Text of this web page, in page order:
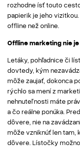
rozhodne ísť touto
papierik je jeho
offline než online.
Offline marketing nie
Letáky, pohľadnice či
dovtedy, kým
môže zaujať, dokonca
rýchlo sa mení z
nehnuteľnosti máte
a čo reálne ponúka.
dôvere, nie na
môže vzniknúť len tam,
dôvere. Lístočky